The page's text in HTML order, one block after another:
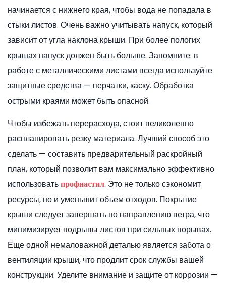
начинается с нижнего края, чтобы вода не попадала в
стыки листов. Очень важно учитывать напуск, который
зависит от угла наклона крыши. При более пологих
крышах напуск должен быть больше. Запомните: в
работе с металлическими листами всегда используйте
защитные средства — перчатки, каску. Обработка
острыми краями может быть опасной.
Чтобы избежать перерасхода, стоит великолепно
распланировать резку материала. Лучший способ это
сделать — составить предварительный раскройный
план, который позволит вам максимально эффективно
использоватьпрофнастил. Это не только сэкономит
ресурсы, но и уменьшит объем отходов. Покрытие
крыши следует завершать по направлению ветра, что
минимизирует подрывы листов при сильных порывах.
Еще одной немаловажной деталью является забота о
вентиляции крыши, что продлит срок службы вашей
конструкции. Уделите внимание и защите от коррозии —